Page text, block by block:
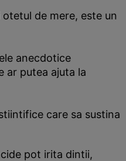
otetul de mere, este un
anecdotice
ar putea ajuta la
care sa sustina
pot irita dintii,